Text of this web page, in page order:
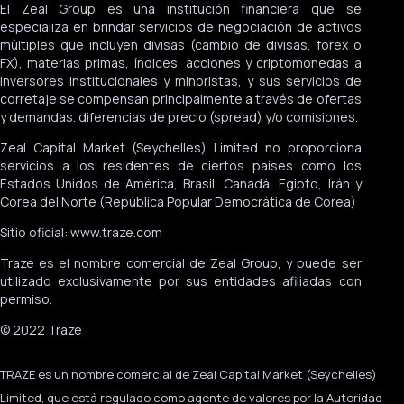
El Zeal Group es una institución financiera que se
especializa en brindar servicios de negociación de activos
múltiples que incluyen divisas (cambio de divisas, forex o
FX), materias primas, índices, acciones y criptomonedas a
inversores institucionales y minoristas, y sus servicios de
corretaje se compensan principalmente a través de ofertas
y demandas. diferencias de precio (spread) y/o comisiones.
Zeal Capital Market (Seychelles) Limited no proporciona
servicios a los residentes de ciertos países como los
Estados Unidos de América, Brasil, Canadá, Egipto, Irán y
Corea del Norte (República Popular Democrática de Corea)
Sitio oficial: www.traze.com
Traze es el nombre comercial de Zeal Group, y puede ser
utilizado exclusivamente por sus entidades afiliadas con
permiso.
© 2022 Traze
TRAZE es un nombre comercial de Zeal Capital Market (Seychelles)
Limited, que está regulado como agente de valores por la Autoridad